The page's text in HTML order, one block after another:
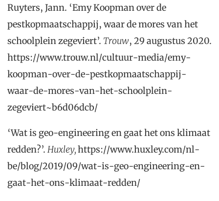
Ruyters, Jann. ‘Emy Koopman over de
pestkopmaatschappij, waar de mores van het
schoolplein zegeviert’. Trouw, 29 augustus 2020.
https://www.trouw.nl/cultuur-media/emy-
koopman-over-de-pestkopmaatschappij-
waar-de-mores-van-het-schoolplein-
zegeviert~b6d06dcb/
‘Wat is geo-engineering en gaat het ons klimaat
redden?’. Huxley,https://www.huxley.com/nl-
be/blog/2019/09/wat-is-geo-engineering-en-
gaat-het-ons-klimaat-redden/